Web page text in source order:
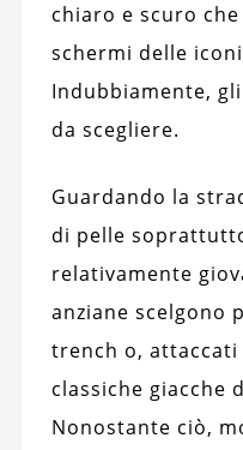
chiaro e scuro
schermi delle
Indubbiamente,
da scegliere.
Guardando la
di pelle
relativamente
anziane scelgono
trench o,
classiche giacche
Nonostante ciò,